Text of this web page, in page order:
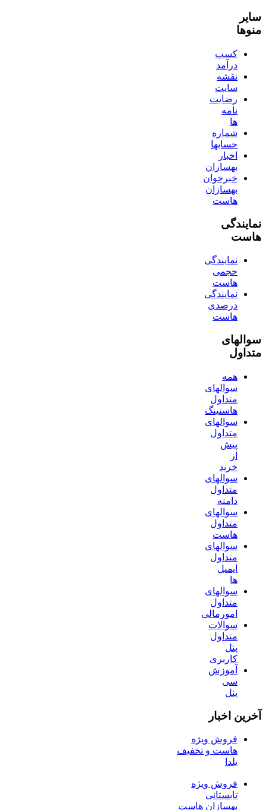
سایر
منوها
کسب
درآمد
نقشه
سایت
رضایت
نامه
ها
شماره
حسابها
اخبار
بهسازان
خبرخوان
بهسازان
هاست
نمایندگی
هاست
نمایندگی
حجمی
هاست
نمایندگی
درصدی
هاست
سوالهای
متداول
همه
سوالهای
متداول
هاستینگ
سوالهای
متداول
پیش
از
خرید
سوالهای
متداول
دامنه
سوالهای
متداول
هاست
سوالهای
متداول
ایمیل
ها
سوالهای
متداول
امورمالی
سوالات
متداول
پنل
کاربری
آموزش
سی
پنل
آخرین اخبار
فروش ویژه
هاست و تخفیف
یلدا
فروش ویژه
تابستانی
بهسازان هاست